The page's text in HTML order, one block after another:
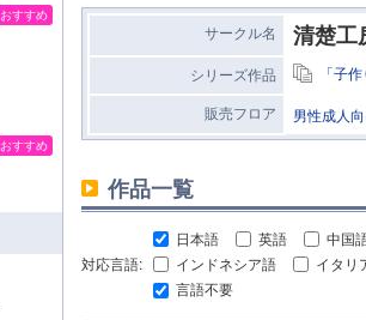
サークル名 清楚工
シリーズ作品
「子
販売フロア
男性成人
作品一覧
対応言語:
日本語 英語
中国
インドネシア語
イタリ
言語不要
おすすめ
おすすめ